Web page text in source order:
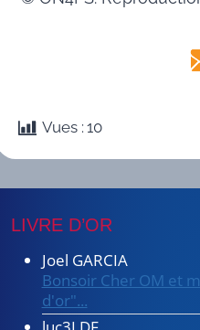
Vues : 10
LIVRE D’OR
Joel GARCIA
Bonsoir Cher OM et
d'or"...